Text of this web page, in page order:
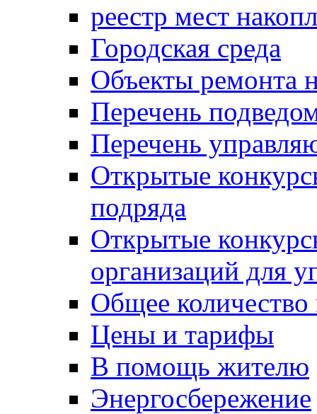
реестр мест
Городская среда
Объекты ремонта
Перечень
Перечень
Открытые
подряда
Открытые
организаций для
Общее
Цены и тарифы
В помощь жителю
Энергосбережение